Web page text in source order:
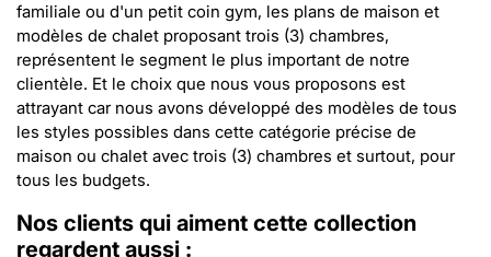
familiale ou d'un petit coin gym, les plans de maison et
modèles de chalet proposant trois (3) chambres,
représentent le segment le plus important de notre
clientèle. Et le choix que nous vous proposons est
attrayant car nous avons développé des modèles de tous
les styles possibles dans cette catégorie précise de
maison ou chalet avec trois (3) chambres et surtout, pour
tous les budgets.
Nos clients qui aiment cette collection
regardent aussi :